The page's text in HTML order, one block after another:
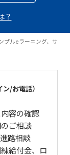
？
プルeラーニング、サ
/お電話）
容の確認
ご相談
路相談
給付金、ロ